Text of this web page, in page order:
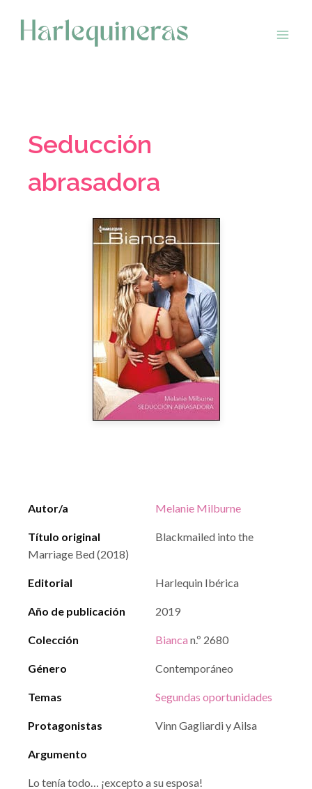
contenido
Seducción
abrasadora
Autor/a Melanie Milburne
Título original
Blackmailed into the
Marriage Bed (2018)
Editorial Harlequin Ibérica
Año de publicación 2019
Colección Bianca n.º 2680
Género Contemporáneo
Temas Segundas oportunidades
Protagonistas Vinn Gagliardi y Ailsa
Argumento
Lo tenía todo… ¡excepto a su esposa!